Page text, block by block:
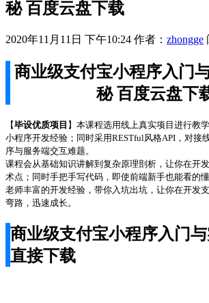
秘 百度云盘下载
2020年11月11日 下午10:24 作者： zhongge
商业级支付宝小程序入门
秘 百度云盘下
【毕设优质项目 】本课程选用线上真实项目进行教
小程序开发经验；同时采用RESTful风格API，对接
序与服务端交互难题。
课程会从基础知识讲解到复杂原理剖析，让你在开
术点；同时手把手写代码，即使前端新手也能看的
老师丰富的开发经验，带你入坑出坑，让你在开发
弯路，迅速成长。
商业级支付宝小程序入门
直接下载